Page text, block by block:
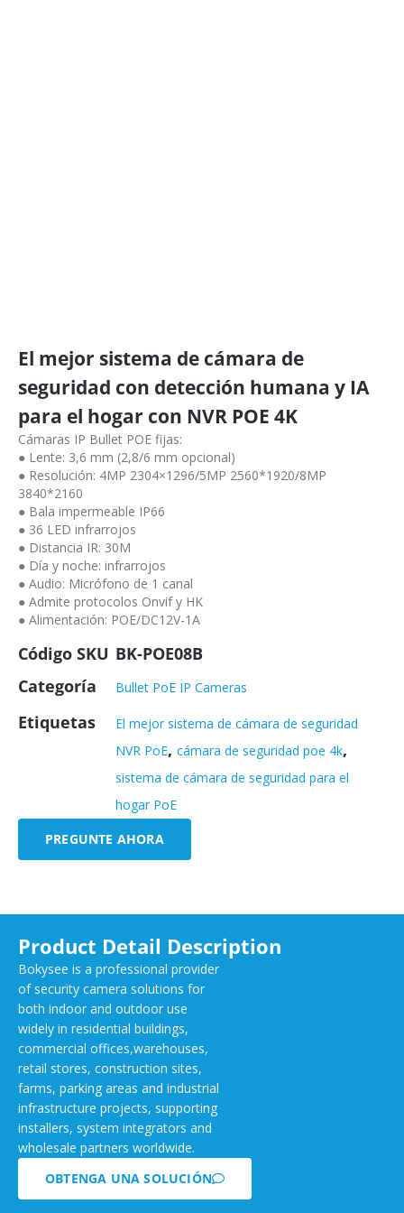
El mejor sistema de cámara de
seguridad con detección humana y IA
para el hogar con NVR POE 4K
Cámaras IP Bullet POE fijas:
● Lente: 3,6 mm (2,8/6 mm opcional)
● Resolución: 4MP 2304×1296/5MP 2560*1920/8MP
3840*2160
● Bala impermeable IP66
● 36 LED infrarrojos
● Distancia IR: 30M
● Día y noche: infrarrojos
● Audio: Micrófono de 1 canal
● Admite protocolos Onvif y HK
● Alimentación: POE/DC12V-1A
Código SKU BK-POE08B
Categoría
Bullet PoE IP Cameras
Etiquetas
El mejor sistema de cámara de seguridad
NVR PoE, cámara de seguridad poe 4k,
sistema de cámara de seguridad para el
hogar PoE
PREGUNTE AHORA
Product Detail Description
Bokysee is a professional provider
of security camera solutions for
both indoor and outdoor use
widely in residential buildings,
commercial offices,warehouses,
retail stores, construction sites,
farms, parking areas and industrial
infrastructure projects, supporting
installers, system integrators and
wholesale partners worldwide.
OBTENGA UNA SOLUCIÓN